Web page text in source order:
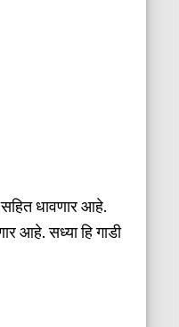
धावणार आहे.
आहे. सध्या हि गाडी